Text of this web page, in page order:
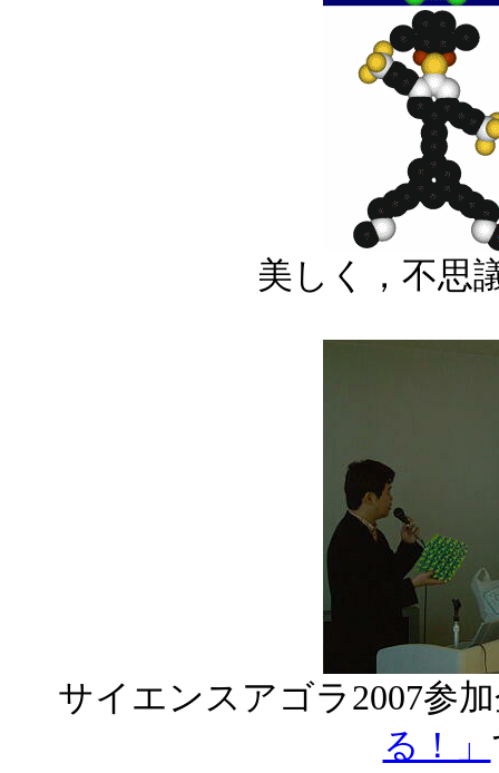
美しく，不思
サイエンスアゴラ2007参
る！」